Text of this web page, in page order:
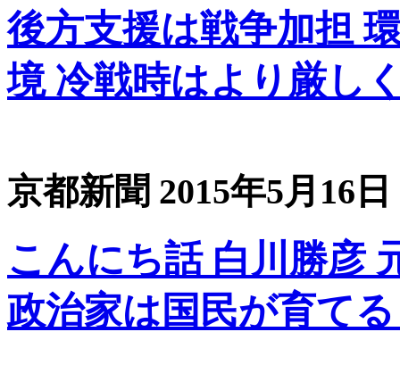
後方支援は戦争加担
境 冷戦時はより厳し
京都新聞 2015年5月16日
こんにち話 白川勝彦
政治家は国民が育て